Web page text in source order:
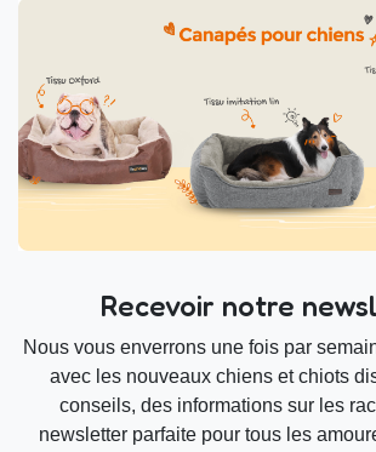
Recevoir notre
Nous vous enverrons une fois par
avec les nouveaux chiens et chiots
conseils, des informations sur les
newsletter parfaite pour tous les